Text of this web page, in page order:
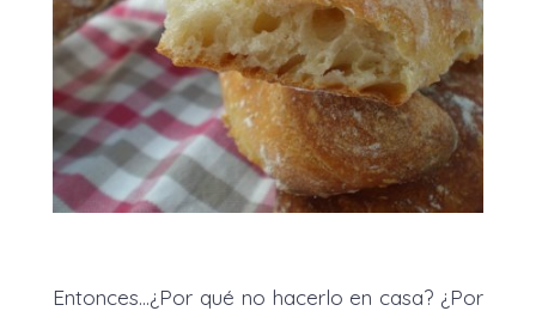
Entonces...¿Por qué no hacerlo en casa? ¿Por